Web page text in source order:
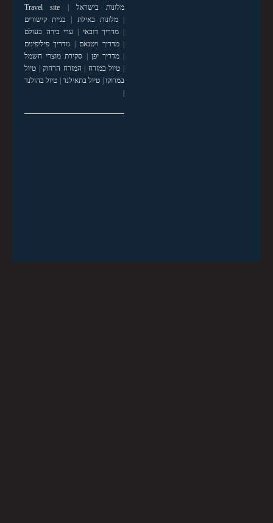
מלונות בישראל |
Travel site
|מלונות באילת | בניית קישורים
| מדריך דובאי | ערי בירה בעולם
|מדריך ויטנאם | מדריך פיליפינים
|מדריך יפן | סקירת מוצרי חשמל
| טיול במזרח | המזרח הרחוק| טיול
במרוקו| טיול בתאילנד| טיול בהולנד
|